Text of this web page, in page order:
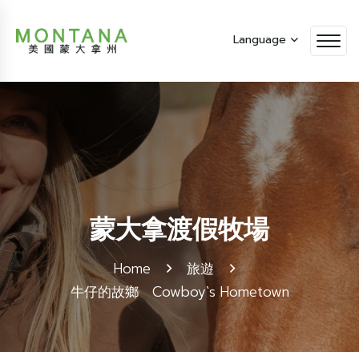
Language
蒙大拿渡假牧場
Home
旅遊
牛仔的故鄉 Cowboy`s Hometown